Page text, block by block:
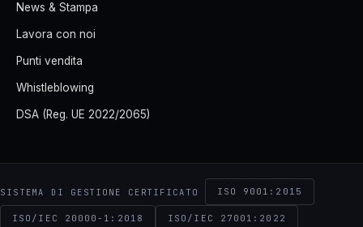
News & Stampa
Lavora con noi
Punti vendita
Whistleblowing
DSA (Reg. UE 2022/2065)
SISTEMA DI GESTIONE CERTIFICATO ISO 9001:2015
ISO/IEC 20000-1:2018 ISO/IEC 27001:2022